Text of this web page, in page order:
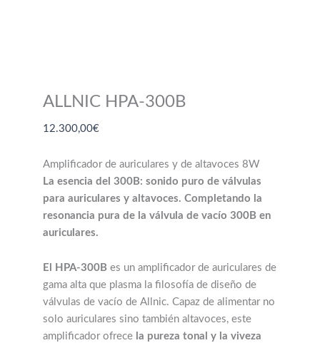
ALLNIC HPA-300B
12.300,00€
Amplificador de auriculares y de altavoces 8W
La esencia del 300B: sonido puro de válvulas
para auriculares y altavoces. Completando la
resonancia pura de la válvula de vacío 300B en
auriculares.
El HPA-300B es un amplificador de auriculares de
gama alta que plasma la filosofía de diseño de
válvulas de vacío de Allnic. Capaz de alimentar no
solo auriculares sino también altavoces, este
amplificador ofrece la pureza tonal y la viveza